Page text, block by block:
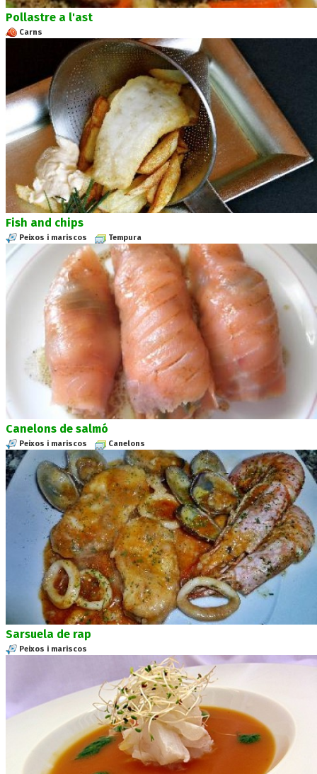
Pollastre a l'ast
Carns
Fish and chips
Peixos i mariscos Tempura
Canelons de salmó
Peixos i mariscos Canelons
Sarsuela de rap
Peixos i mariscos